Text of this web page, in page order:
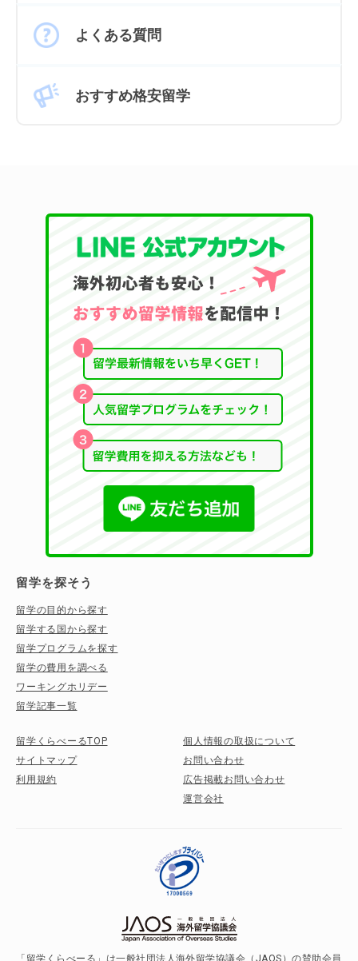
よくある質問
おすすめ格安留学
留学を探そう
留学の目的から探す
留学する国から探す
留学プログラムを探す
留学の費用を調べる
ワーキングホリデー
留学記事一覧
留学くらべーるTOP
サイトマップ
利用規約
個人情報の取扱について
お問い合わせ
広告掲載お問い合わせ
運営会社
「留学くらべーる」は一般社団法人海外留学協議会（JAOS）の賛助会員